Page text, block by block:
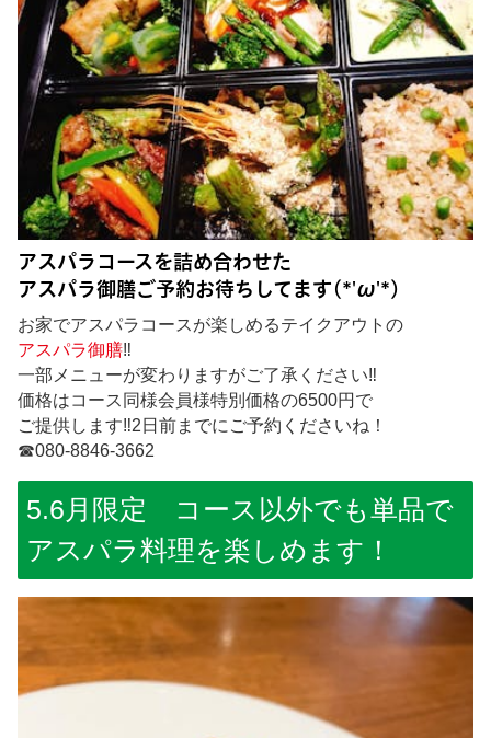
アスパラコースを詰め合わせた
アスパラ御膳ご予約お待ちしてます(*'ω'*)
お家でアスパラコースが楽しめるテイクアウトの
アスパラ御膳‼
一部メニューが変わりますがご了承ください‼
価格はコース同様会員様特別価格の6500円で
ご提供します‼2日前までにご予約くださいね！
☎080-8846-3662
5.6月限定 コース以外でも単品で
アスパラ料理を楽しめます！